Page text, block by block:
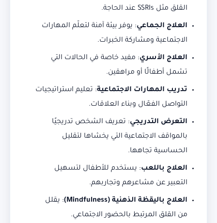
القلق مثل SSRIs عند الحاجة.
العلاج الجماعي: يوفر بيئة آمنة لتعلّم المهارات
الاجتماعية ومشاركة الخبرات.
العلاج الأسري: مفيد خاصة في الحالات التي
تشمل أطفالًا أو مراهقين.
تدريب المهارات الاجتماعية: تعليم استراتيجيات
التواصل الفعّال وبناء العلاقات.
التعرض التدريجي: تعريف الشخص تدريجيًا
بالمواقف الاجتماعية التي يخشاها لتقليل
الحساسية تجاهها.
العلاج باللعب: يستخدم للأطفال لتسهيل
التعبير عن مشاعرهم وتجاربهم.
العلاج باليقظة الذهنية (Mindfulness)
: يقلل
من القلق المرتبط بالحضور الاجتماعي.